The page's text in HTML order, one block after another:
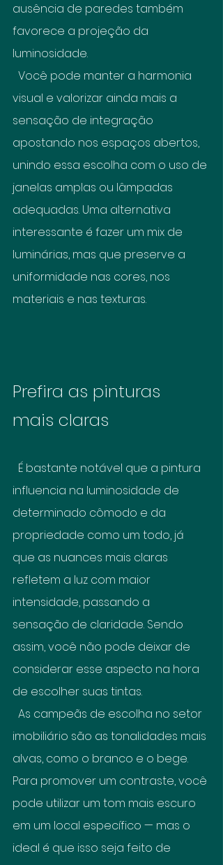
ausência de paredes também
favorece a projeção da
luminosidade.
visual e valorizar ainda mais a
sensação de integração
apostando nos espaços abertos,
unindo essa escolha com o uso de
janelas amplas ou lâmpadas
adequadas. Uma alternativa
interessante é fazer um mix de
luminárias, mas que preserve a
uniformidade nas cores, nos
materiais e nas texturas.
Prefira as pinturas
mais claras
influencia na luminosidade de
determinado cômodo e da
propriedade como um todo, já
que as nuances mais claras
refletem a luz com maior
intensidade, passando a
sensação de claridade. Sendo
assim, você não pode deixar de
considerar esse aspecto na hora
de escolher suas tintas.
  As campeãs de escolha no
setor
imobiliário são as tonalidades mais
alvas, como o branco e o bege.
Para promover um contraste, você
pode utilizar um tom mais escuro
em um local específico — mas o
ideal é que isso seja feito de